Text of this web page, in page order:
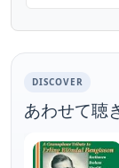
DISCOVER
あわせて聴